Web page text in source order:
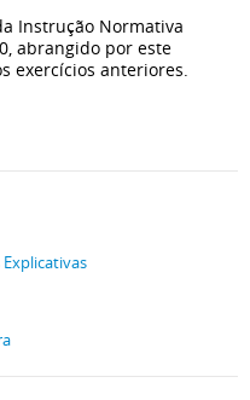
Instrução Normativa
abrangido por este
exercícios anteriores.